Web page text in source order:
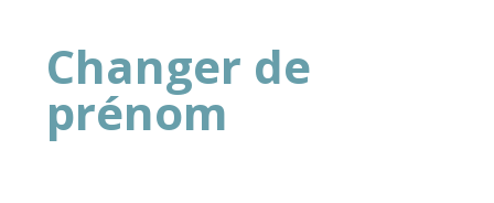
Changer de
prénom